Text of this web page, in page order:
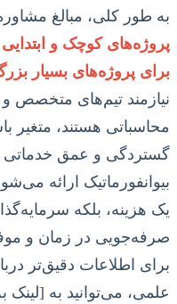
به طور کلی، مبالغ
پروژه‌های کوچک و ابتدایی
برای پروژه‌های بسیار
نیازمند تیم‌های متخصص
محاسباتی هستند، متغیر
گستردگی و عمق خدماتی
بیوانفورماتیک ارائه
یک هزینه، بلکه
صرفه‌جویی در زمان و
برای اطلاعات دقیق‌تر
علمی، می‌توانید به [لینک